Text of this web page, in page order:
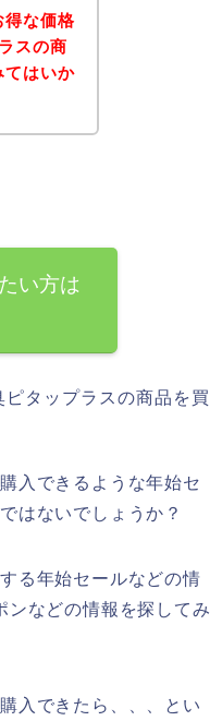
得な価格
スの商
てはいか
い方は
タップラスの商品を買
入できるような年始セ
はないでしょうか？
る年始セールなどの情
ンなどの情報を探してみ
入できたら、、、とい